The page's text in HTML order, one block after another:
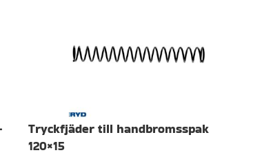
Tryckfjäder till handbromsspak
120×15